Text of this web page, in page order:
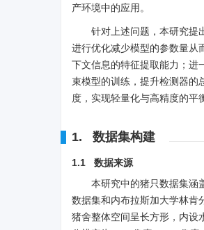
产环境中的应用。
针对上述问题，本研究提
进行优化减少模型的参数量从
下文信息的特征提取能力；进
束模型的训练，提升检测器的
度，实现轻量化与高精度的平
1. 数据集构建
1.1 数据来源
本研究中的猪只数据集涵
数据集和内布拉斯加大学林肯
猪舍整体空间呈长方形，内设